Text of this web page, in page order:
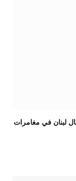
لبنان في مغامرات